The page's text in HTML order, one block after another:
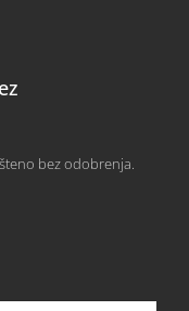
bez odobrenja.